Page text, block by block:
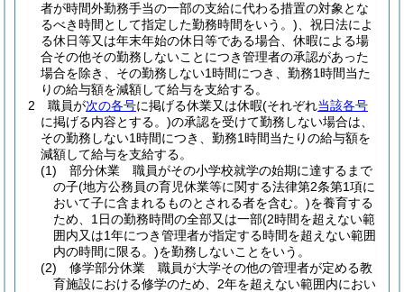
者が時間外勤務手当の一部の支給に代わる措置の対象とな
るべき時間として指定した勤務時間をいう。) 、祝日法によ
る休日等又は年末年始の休日等である場合、休暇による場
合その他その勤務しないことにつき管理者の承認があった
場合を除き、その勤務しない1時間につき、勤務1時間当た
りの給与額を減額して給与を支給する。
2
職員が次の各号に掲げる休業又は休暇(それぞれ当該各号
に掲げる内容とする。)の承認を受けて勤務しない場合は、
その勤務しない1時間につき、勤務1時間当たりの給与額を
減額して給与を支給する。
(1)
部分休業 職員がその小学校就学の始期に達するまで
の子(地方公務員の育児休業等に関する法律第2条第1項に
おいて子に含まれるものとされる者を含む。)を養育する
ため、1日の勤務時間の全部又は一部(2時間を超えない範
囲内又は1年につき管理者が指定する時間を超えない範囲
内の時間に限る。)を勤務しないことをいう。
(2)
修学部分休業 職員が大学その他の管理者が定める教
育施設における修学のため、2年を超えない範囲内におい